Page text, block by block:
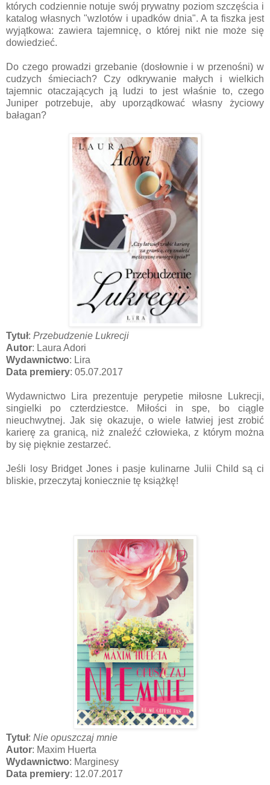
których codziennie notuje swój prywatny poziom szczęścia i
katalog własnych "wzlotów i upadków dnia". A ta fiszka jest
wyjątkowa: zawiera tajemnicę, o której nikt nie może się
dowiedzieć.
Do czego prowadzi grzebanie (dosłownie i w przenośni) w
cudzych śmieciach? Czy odkrywanie małych i wielkich
tajemnic otaczających ją ludzi to jest właśnie to, czego
Juniper potrzebuje, aby uporządkować własny życiowy
bałagan?
Tytuł: Przebudzenie Lukrecji
Autor: Laura Adori
Wydawnictwo: Lira
Data premiery: 05.07.2017
Wydawnictwo Lira prezentuje perypetie miłosne Lukrecji,
singielki po czterdziestce. Miłości in spe, bo ciągle
nieuchwytnej. Jak się okazuje, o wiele łatwiej jest zrobić
karierę za granicą, niż znaleźć człowieka, z którym można
by się pięknie zestarzeć.
Jeśli losy Bridget Jones i pasje kulinarne Julii Child są ci
bliskie, przeczytaj koniecznie tę książkę!
Tytuł: Nie opuszczaj mnie
Autor: Maxim Huerta
Wydawnictwo: Marginesy
Data premiery: 12.07.2017